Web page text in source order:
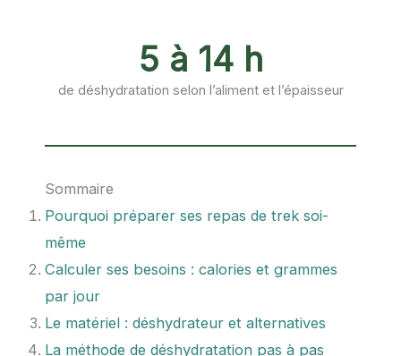
5 à 14 h
de déshydratation selon l’aliment et l’épaisseur
Sommaire
Pourquoi préparer ses repas de trek soi-
même
Calculer ses besoins : calories et grammes
par jour
Le matériel : déshydrateur et alternatives
La méthode de déshydratation pas à pas